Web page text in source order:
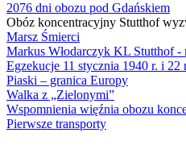
2076 dni obozu pod Gdańskiem
Obóz koncentracyjny Stutthof
Marsz Śmierci
Markus Włodarczyk KL Stutthof -
Egzekucje 11 stycznia 1940 r. i 22
Piaski – granica Europy
Walka z „Zielonymi”
Wspomnienia więźnia obozu
Pierwsze transporty